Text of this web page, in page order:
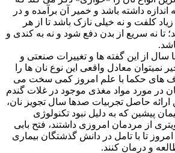
داشته باشد و خمیر آن برآمده و در
کلفت و نه خیلی نازک باشد تا از هر
تا نه سریع از بدن دفع شود و نه به کندی و
از این گفته ها و تغییرات صنعتی و
نمیتوان معادل واقعی این نوع نان ها را
های حکما با علم امروز کمی سخت می
در مورد مواد مغذی موجود در غلات گندم
ارائه حاصل تجربیات صدها سال تجویز نان،
پیشین که به دلیل نبود تکنولوژی
از مردمان امروزی داشتند، فتح بابی
تا با تامل در دانش گذشتگان بیماری
و درمان کنند.